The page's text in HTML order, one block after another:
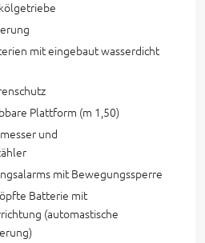
mit eingebaut wasserdicht
Plattform (m 1,50)
und
mit Bewegungssperre
Batterie mit
(automastische